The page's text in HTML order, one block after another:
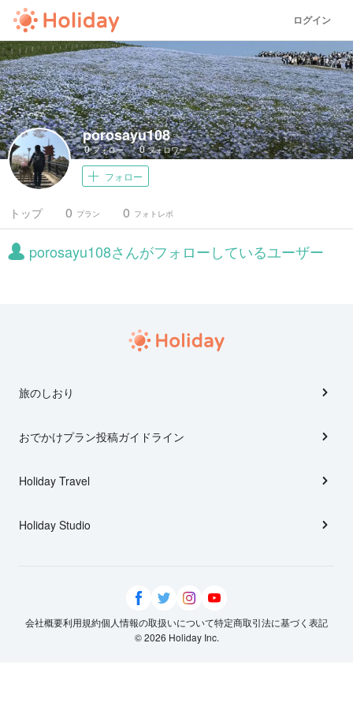
ログイン
porosayu108
0フォロー 0フォロワー
フォロー
トップ プラン
0 フォトレポ
0
porosayu108さんがフォローしているユーザー
旅のしおり
おでかけプラン投稿ガイドライン
Holiday Travel
Holiday Studio
会社概要利用規約個人情報の取扱いについて特定商取引法に基づく表記
© 2026 Holiday Inc.